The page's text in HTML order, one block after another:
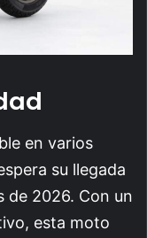
en varios
su llegada
de 2026. Con un
esta moto